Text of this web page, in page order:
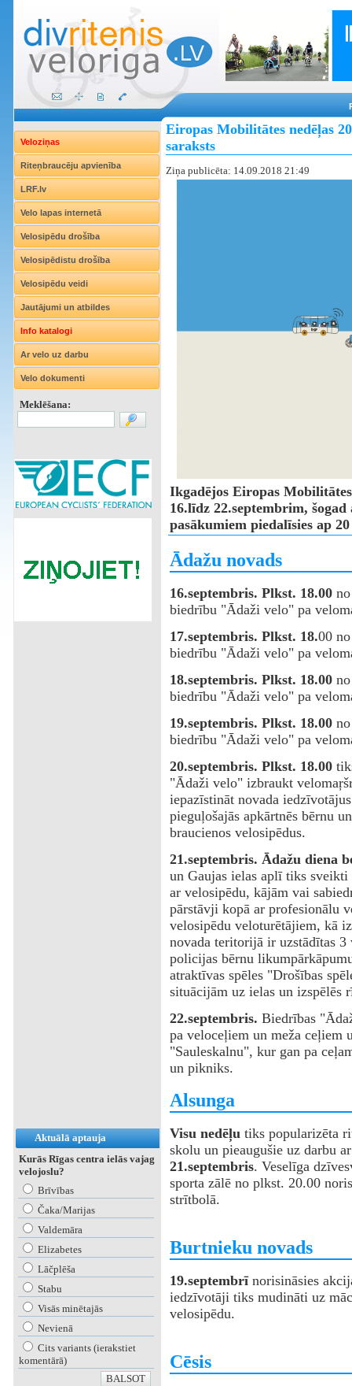
Veloziņas
Riteņbraucēju apvienība
LRF.lv
Velo lapas internetā
Velosipēdu drošība
Velosipēdistu drošība
Velosipēdu veidi
Jautājumi un atbildes
Info katalogi
Ar velo uz darbu
Velo dokumenti
Meklēšana:
Aktuālā aptauja
Kurās Rīgas centra ielās vajag
velojoslu?
Brīvības
Čaka/Marijas
Valdemāra
Elizabetes
Lāčplēša
Stabu
Visās minētajās
Nevienā
Cits variants (ierakstiet
komentārā)
Eiropas Mobilitātes nedēļas
saraksts
Ziņa publicēta: 14.09.2018 21:49
Ikgadējos Eiropas
16.līdz 22.septembrim,
pasākumiem piedalīsies ap
Ādažu novads
16.septembris. Plkst. 18.00no
biedrību "Ādaži velo" pa
17.septembris. Plkst. 18.00
biedrību "Ādaži velo" pa
18.septembris. Plkst. 18.00no
biedrību "Ādaži velo" pa
19.septembris. Plkst. 18.00no
biedrību "Ādaži velo" pa
20.septembris. Plkst. 18.00
"Ādaži velo" izbraukt
iepazīstināt novada
pieguļošajās apkārtnēs bērnu
braucienos velosipēdus.
21.septembris. Ādažu diena
un Gaujas ielas aplī tiks
ar velosipēdu, kājām vai
pārstāvji kopā ar profesionālu
velosipēdu veloturētājiem, kā
novada teritorijā ir uzstādītas
policijas bērnu
atraktīvas spēles "Drošības
situācijām uz ielas un izspēlēs
22.septembris. Biedrības
pa veloceļiem un meža ceļiem
"Sauleskalnu", kur gan pa
un pikniks.
‌‌Alsunga
Visu nedēļu tiks popularizēta
skolu un pieaugušie uz darbu
21.septembris. Veselīga
sporta zālē no plkst. 20.00
strītbolā.
‌Burtnieku novads
19.septembrīnorisināsies
iedzīvotāji tiks mudināti uz
velosipēdu.
‌Cēsis